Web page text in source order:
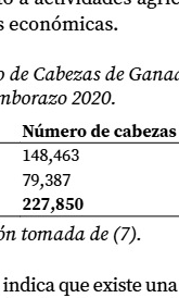
Cabezas de Ganado
2020.
tomada de (7).
que existe una
Número de cabezas
148,463
79,387
227,850